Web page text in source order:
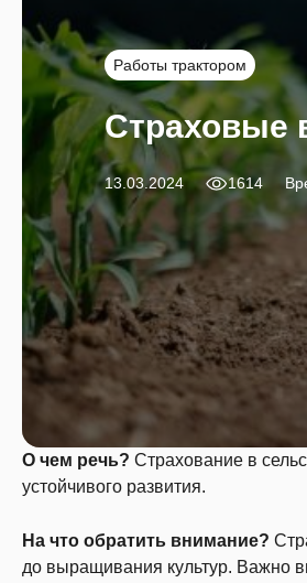
Работы трактором
Страховые
13.03.2024 1614
О чем речь? Страхование в
устойчивого развития.
На что обратить внимание?
до выращивания культур. Важно